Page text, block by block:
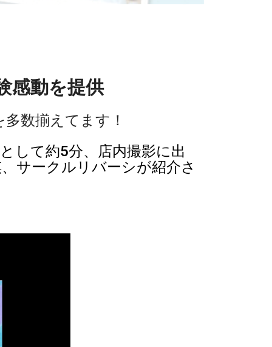
感動を提供
数揃えてます！
して約5分、店内撮影に出
サークルリバーシが紹介さ